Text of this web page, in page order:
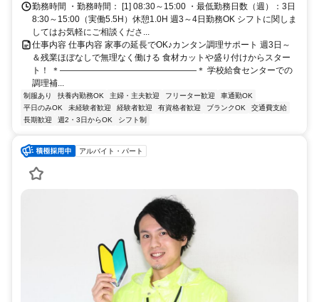
勤務時間 ・勤務時間： [1] 08:30～15:00 ・最低勤務日数（週）：3日
8:30～15:00（実働5.5H）休憩1.0H 週3～4日勤務OK シフトに関しま
してはお気軽にご相談くださ...
仕事内容 仕事内容 家事の延長でOK♪カンタン調理サポート 週3日～
＆残業ほぼなしで無理なく働ける 食材カットや盛り付けからスター
ト！ ＊――――――――――――――――＊ 学校給食センターでの
調理補...
制服あり 扶養内勤務OK 主婦・主夫歓迎 フリーター歓迎
車通勤OK
平日のみOK
未経験者歓迎 経験者歓迎 有資格者歓迎 ブランクOK
交通費支給
長期歓迎
週2・3日からOK シフト制
アルバイト・パート